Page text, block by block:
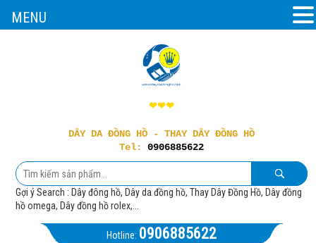
❤❤❤
DÂY DA ĐỒNG HỒ - THAY DÂY ĐỒNG HỒ
Tel: 0906885622
Gợi ý Search : Dây đông hồ, Dây da đồng hồ, Thay Dây Đồng Hồ, Dây đồng
hồ omega, Dây đồng hồ rolex,...
Hotline: 0906885622
MENU